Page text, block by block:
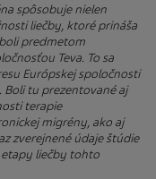
spôsobuje nielen
liečby, ktoré prináša
predmetom
Teva. To sa
Európskej spoločnosti
Boli tu prezentované aj
terapie
migrény, ako aj
zverejnené údaje štúdie
etapy liečby tohto